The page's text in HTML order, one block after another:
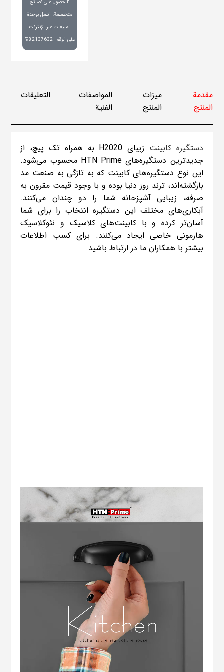
"للحصول على نصائح
متخصصة، اتصل بوحدة
المبيعات عبر الإنترنت
على الرقم +982137632"
مقدمة
المنتج
ميزات
المنتج
المواصفات
الفنية
التعليقات
دستگیره کابینت
زیبای H2020 به همراه تک پیچ، از
جدیدترین دستگیره‌های HTN Prime محسوب می‌شود.
این نوع دستگیره‌های کابینت که به تازگی به صنعت مد
بازگشته‌اند، ترند روز دنیا بوده و با وجود قیمت مقرون به
صرفه، زیبایی آشپزخانه شما را دو چندان می‌کنند.
آبکاری‌های مختلف این دستگیره انتخاب را برای شما
آسان‌تر کرده و با کابینت‌های کلاسیک و نئوکلاسیک
هارمونی خاصی ایجاد می‌کنند. برای کسب اطلاعات
بیشتر با همکاران ما در ارتباط باشید.